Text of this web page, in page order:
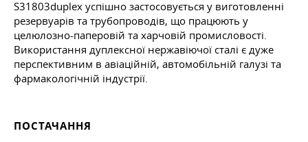
S31803duplex успішно застосовується у виготовленні
резервуарів та трубопроводів, що працюють у
целюлозно-паперовій та харчовій промисловості.
Використання дуплексної нержавіючої сталі є дуже
перспективним в авіаційній, автомобільній галузі та
фармакологічній індустрії.
ПОСТАЧАННЯ